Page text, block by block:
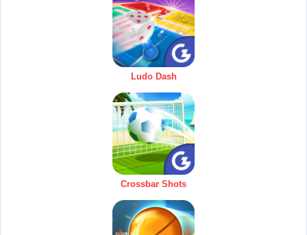
Ludo Dash
Crossbar Shots